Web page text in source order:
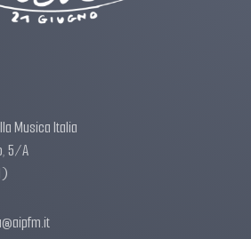
Musica Italia
5/A